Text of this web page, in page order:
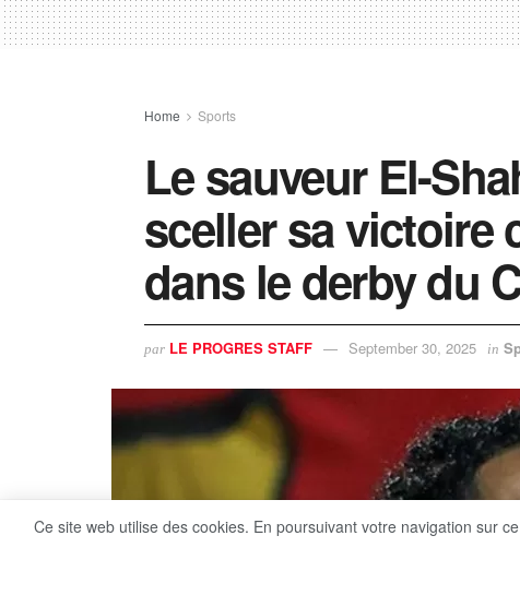
Home Sports
Le sauveur El-
sceller sa victoire
dans le derby du
par LE PROGRES STAFF September 30, 2025 in
Ce site web utilise des cookies. En poursuivant votre navigation sur